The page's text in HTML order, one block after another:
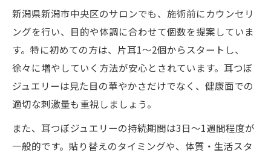
新潟県新潟市中央区のサロンでも、施術前にカウンセリ
ングを行い、目的や体調に合わせて個数を提案していま
す。特に初めての方は、片耳1～2個からスタートし、
徐々に増やしていく方法が安心とされています。耳つぼ
ジュエリーは見た目の華やかさだけでなく、健康面での
適切な刺激量も重視しましょう。
また、耳つぼジュエリーの持続期間は3日～1週間程度が
一般的です。貼り替えのタイミングや、体質・生活スタ